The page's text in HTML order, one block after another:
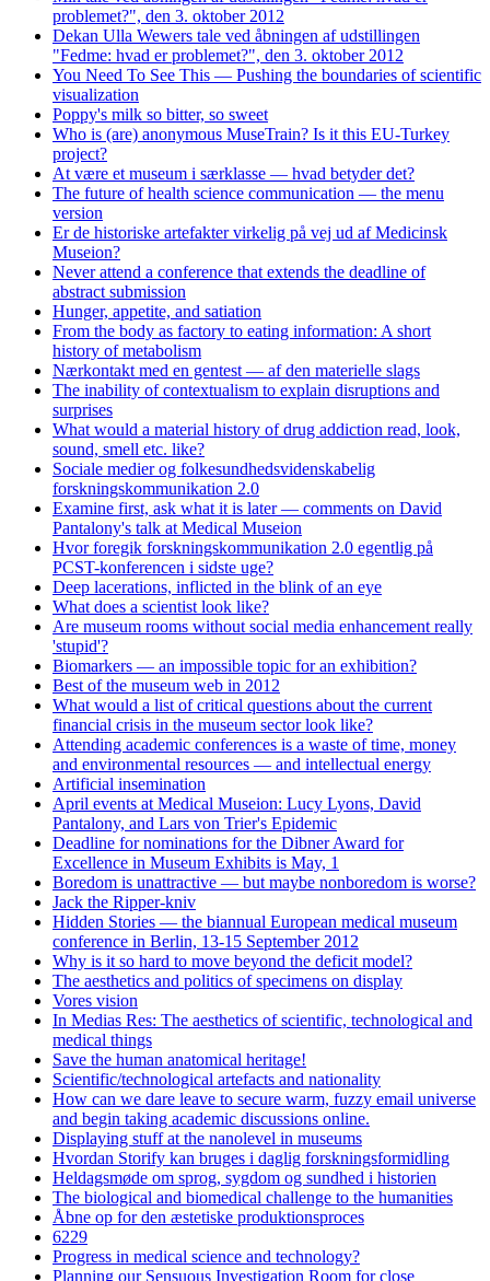
problemet?", den 3. oktober 2012
Dekan Ulla Wewers tale ved åbningen af udstillingen
"Fedme: hvad er problemet?", den 3. oktober 2012
You Need To See This — Pushing the boundaries of scientific
visualization
Poppy's milk so bitter, so sweet
Who is (are) anonymous MuseTrain? Is it this EU-Turkey
project?
At være et museum i særklasse — hvad betyder det?
The future of health science communication — the menu
version
Er de historiske artefakter virkelig på vej ud af Medicinsk
Museion?
Never attend a conference that extends the deadline of
abstract submission
Hunger, appetite, and satiation
From the body as factory to eating information: A short
history of metabolism
Nærkontakt med en gentest — af den materielle slags
The inability of contextualism to explain disruptions and
surprises
What would a material history of drug addiction read, look,
sound, smell etc. like?
Sociale medier og folkesundhedsvidenskabelig
forskningskommunikation 2.0
Examine first, ask what it is later — comments on David
Pantalony's talk at Medical Museion
Hvor foregik forskningskommunikation 2.0 egentlig på
PCST-konferencen i sidste uge?
Deep lacerations, inflicted in the blink of an eye
What does a scientist look like?
Are museum rooms without social media enhancement really
'stupid'?
Biomarkers — an impossible topic for an exhibition?
Best of the museum web in 2012
What would a list of critical questions about the current
financial crisis in the museum sector look like?
Attending academic conferences is a waste of time, money
and environmental resources — and intellectual energy
Artificial insemination
April events at Medical Museion: Lucy Lyons, David
Pantalony, and Lars von Trier's Epidemic
Deadline for nominations for the Dibner Award for
Excellence in Museum Exhibits is May, 1
Boredom is unattractive — but maybe nonboredom is worse?
Jack the Ripper-kniv
Hidden Stories — the biannual European medical museum
conference in Berlin, 13-15 September 2012
Why is it so hard to move beyond the deficit model?
The aesthetics and politics of specimens on display
Vores vision
In Medias Res: The aesthetics of scientific, technological and
medical things
Save the human anatomical heritage!
Scientific/technological artefacts and nationality
How can we dare leave to secure warm, fuzzy email universe
and begin taking academic discussions online.
Displaying stuff at the nanolevel in museums
Hvordan Storify kan bruges i daglig forskningsformidling
Heldagsmøde om sprog, sygdom og sundhed i historien
The biological and biomedical challenge to the humanities
Åbne op for den æstetiske produktionsproces
6229
Progress in medical science and technology?
Planning our Sensuous Investigation Room for close